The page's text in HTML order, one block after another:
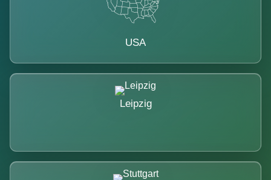
USA
Leipzig